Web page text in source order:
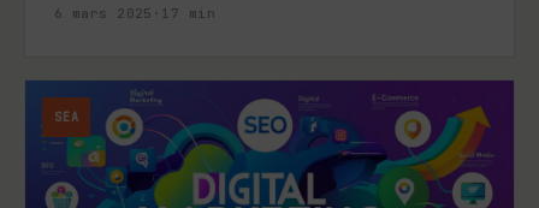
6 mars 2025 · 17 min
SEA